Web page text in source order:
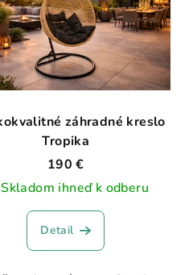
záhradné kreslo
Tropika
190 €
ihneď k odberu
Detail